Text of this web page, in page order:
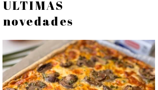
ULTIMAS
novedades